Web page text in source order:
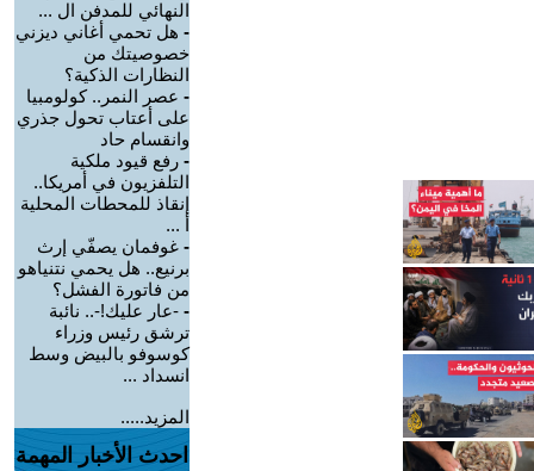
النهائي للمدفن ال ...
- هل تحمي أغاني ديزني
خصوصيتك من
النظارات الذكية؟
- عصر النمر.. كولومبيا
على أعتاب تحول جذري
وانقسام حاد
- رفع قيود ملكية
التلفزيون في أمريكا..
إنقاذ للمحطات المحلية
أ ...
- غوفمان يصفّي إرث
برنيع.. هل يحمي نتنياهو
من فاتورة الفشل؟
- -عار عليك!-.. نائبة
ترشق رئيس وزراء
كوسوفو بالبيض وسط
انسداد ...
المزيد.....
احدث الأخبار المهمة